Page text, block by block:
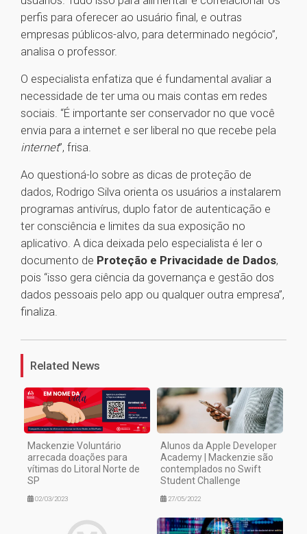
perfis para oferecer ao usuário final, e outras
empresas públicos-alvo, para determinado negócio”,
analisa o professor.
O especialista enfatiza que é fundamental avaliar a
necessidade de ter uma ou mais contas em redes
sociais. “É importante ser conservador no que você
envia para a internet e ser liberal no que recebe pela
internet”, frisa.
Ao questioná-lo sobre as dicas de proteção de
dados, Rodrigo Silva orienta os usuários a instalarem
programas antivírus, duplo fator de autenticação e
ter consciência e limites da sua exposição no
aplicativo. A dica deixada pelo especialista é ler o
documento de Proteção e Privacidade de Dados,
pois “isso gera ciência da governança e gestão dos
dados pessoais pelo app ou qualquer outra empresa”,
finaliza.
Related News
Mackenzie Voluntário
arrecada doações para
vítimas do Litoral Norte de
SP
02/03/2023
Alunos da Apple Developer
Academy | Mackenzie são
contemplados no Swift
Student Challenge
27/05/2022